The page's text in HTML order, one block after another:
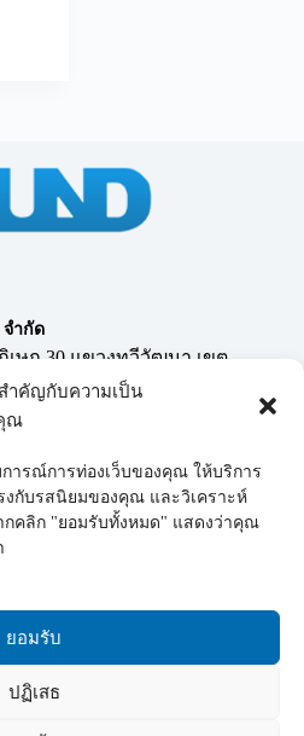
ำคัญกับความเป็น
ณ
ารณ์การท่องเว็บของคุณ ให้บริการ
กับรสนิยมของคุณ และวิเคราะห์
กคลิก "ยอมรับทั้งหมด" แสดงว่าคุณ
ยอมรับ
ปฏิเสธ
ำกัด
ษก 30 แขวงทวีวัฒนา เขต
9878